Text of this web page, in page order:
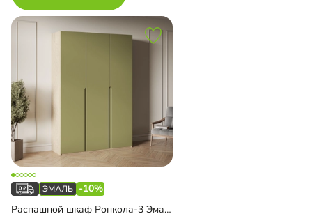
-10%
Распашной шкаф Ронкола-3 Эмаль